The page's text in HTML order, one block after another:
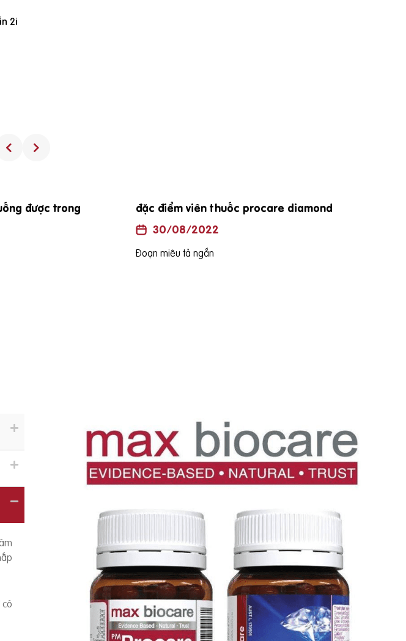
2i
được trong
đặc điểm viên thuốc procare diamond
30/08/2022
Đoạn miêu tả ngắn